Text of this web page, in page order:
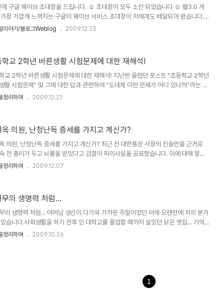
구글 웨이브 초대장을 드립니다. ☺ 초대장이 모두 소진 되었습니다 ☺ 웹3.0 개
장 가깝게 느껴지는 구글의 웨이브 서비스 초대장이 저에게도 배달되어 왔습니다.
글 웨이브가 완전 공개하기 직전이 아닌가 생각이 되어집니다. 저에게까지 배포할
카사 3.5 한글 업그레이드도 많이 기다려 지는데... 언제쯤 되려는지.. ^^ 말이 옆으
네요. ^^ 제목에서 말씀드린 바와 같이 구글 웨이브 필요하신 분께 ..
이야기/블로그Weblog 2009.12.25
학교 2학년 바른생활 시험문제에 대한 재해석!
교 2학년 바른생활 시험문제에 대한 재해석! 지난번 올렸던 포스트 "초등학교 2학년
활 시험문제" 및 그에 대한 답과 관련하여 "도대체 이런 문제가 어디 있나?!!"라는 의
려의 말씀들을 많은 분들이 댓글로 남겨주셨습니다. 바로 아래의 그 문제의 시험 문
시험문제에 대해 자꾸 생각이 났습니다. 아마도 본질에 대한 고민 때문이 아니었을까
니다만, 그 고민이 문제에 대해 다시금 해석을 하게 만들었고,..
정리하며 2009.12.21
옥 의원, 난청난독 증세를 가지고 계신가?
의원, 난청난독 증세를 가지고 계신가? 최근 전 대한통운 사장의 진술만을 근거로
전 총리가 두고 뇌물을 받았다고 검찰이 피의사실을 공표했습니다. 이에 대해 말도
더욱이 전임 대통령을 죽음으로 몰고 간 검찰과 찌라시들이 이러한 의도적인 행위를
보니.... 참으로 아연실색하지 않을 수 없었습니다. 그동안 말도 아닌 말을 가지고 하
부리듯 했던 분이라서 그러려니 하며 기대하지도 않지만, 말을 하시려거든 제발 제
정리하며 2009.12.07
무의 생명력 처럼...
의 생명력 처럼... 어머님 생신이 다가와 가까운 주말이었던 어제 오랜만에 저의 본가
습니다.사회생활을 하기 전후 인 대학교를 졸업할 때까지 살았던 낡은 옛집... 기억
초등학교 2학년을 전후하여 새로 지은 집이니까... 족히 30년은 넘은 집입니다. 그
집"이라는 말씀 하십니다. 그 속에 부모님의 마음이 담겨 있습니다. 저 역시..
정리하며 2009.10.26
1